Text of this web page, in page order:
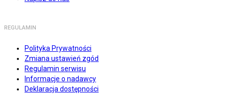
REGULAMIN
Polityka Prywatności
Zmiana ustawień zgód
Regulamin serwisu
Informacje o nadawcy
Deklaracja dostępności